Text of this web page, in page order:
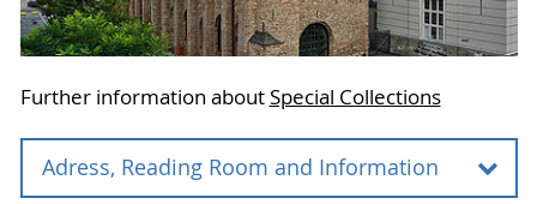
Further information about Special Collections
Adress, Reading Room and Information